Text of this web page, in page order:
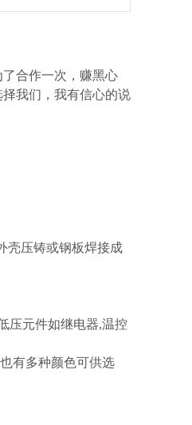
合作一次，赚黑心
我们，我有信心的说
压铸或钢板焊接成
压元件如继电器,温控
有多种颜色可供选